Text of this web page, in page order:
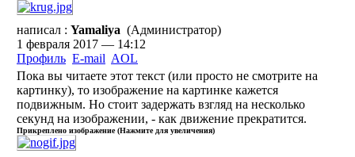
написал : Yamaliya (Администратор)
1 февраля 2017 — 14:12
Профиль E-mail AOL
Пока вы читаете этот текст (или просто не смотрите на
картинку), то изображение на картинке кажется
подвижным. Но стоит задержать взгляд на несколько
секунд на изображении, - как движение прекратится.
Прикреплено изображение (Нажмите для увеличения)